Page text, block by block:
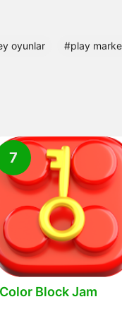
oyunlar #play
Color Block Jam
7